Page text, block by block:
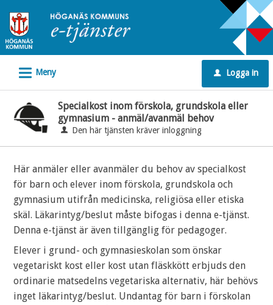
till
e-
tjänster
Höganäs
kommun
L Meny u Logga in
Specialkost inom förskola, grundskola eller
gymnasium - anmäl/avanmäl behov
Den här tjänsten kräver inloggning
Här anmäler eller avanmäler du behov av specialkost
för barn och elever inom förskola, grundskola och
gymnasium utifrån medicinska, religiösa eller etiska
skäl. Läkarintyg/beslut måste bifogas i denna e-tjänst.
Denna e-tjänst är även tillgänglig för pedagoger.
Elever i grund- och gymnasieskolan som önskar
vegetariskt kost eller kost utan fläskkött erbjuds den
ordinarie matsedelns vegetariska alternativ, här behövs
inget läkarintyg/beslut. Undantag för barn i förskolan